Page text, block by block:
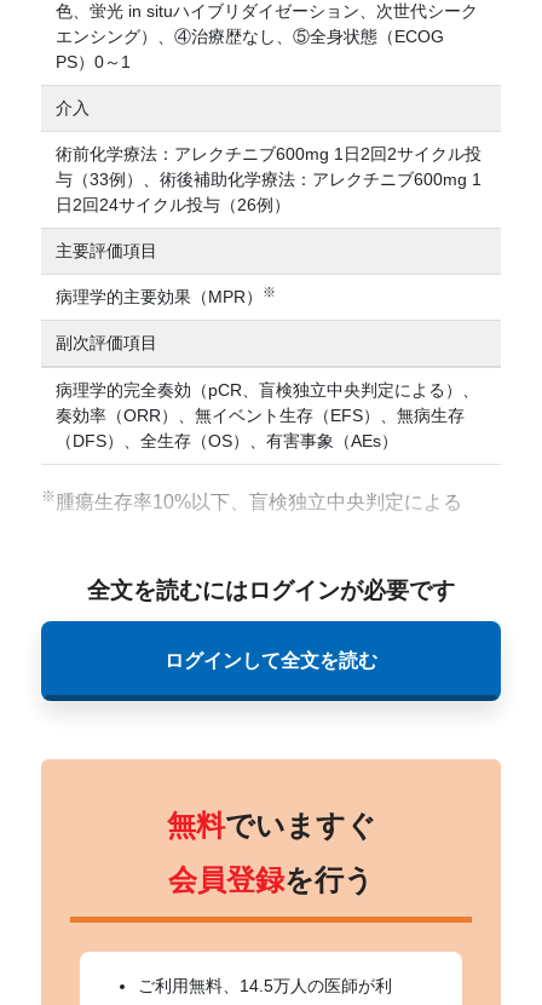
色、蛍光 in situハイブリダイゼーション、次世代シーク
エンシング）、④治療歴なし、⑤全身状態（ECOG
PS）0～1
介入
術前化学療法：アレクチニブ600mg 1日2回2サイクル投
与（33例）、術後補助化学療法：アレクチニブ600mg 1
日2回24サイクル投与（26例）
主要評価項目
病理学的主要効果（MPR） ※
副次評価項目
病理学的完全奏効（pCR、盲検独立中央判定による）、
奏効率（ORR）、無イベント生存（EFS）、無病生存
（DFS）、全生存（OS）、有害事象（AEs）
※ 腫瘍生存率10%以下、盲検独立中央判定による
全文を読むにはログインが必要です
ログインして全文を読む
無料でいますぐ
会員登録を行う
ご利用無料、14.5万人の医師が利